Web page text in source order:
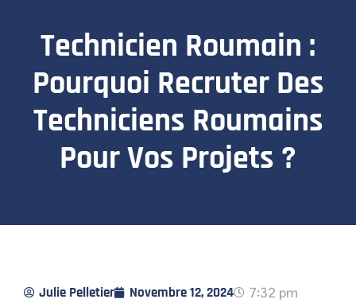
Technicien Roumain :
Pourquoi Recruter Des
Techniciens Roumains
Pour Vos Projets ?
Julie Pelletier Novembre 12, 2024
7:32 pm